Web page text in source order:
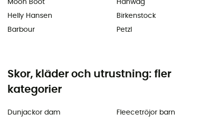
Moon Boot
Helly Hansen
Barbour
Hanwag
Birkenstock
Petzl
Skor, kläder och utrustning: fler
kategorier
Dunjackor dam
Fleecetröjor barn